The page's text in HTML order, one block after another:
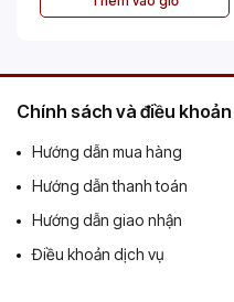
Chính sách và điều khoản
Hướng dẫn mua hàng
Hướng dẫn thanh toán
Hướng dẫn giao nhận
Điều khoản dịch vụ